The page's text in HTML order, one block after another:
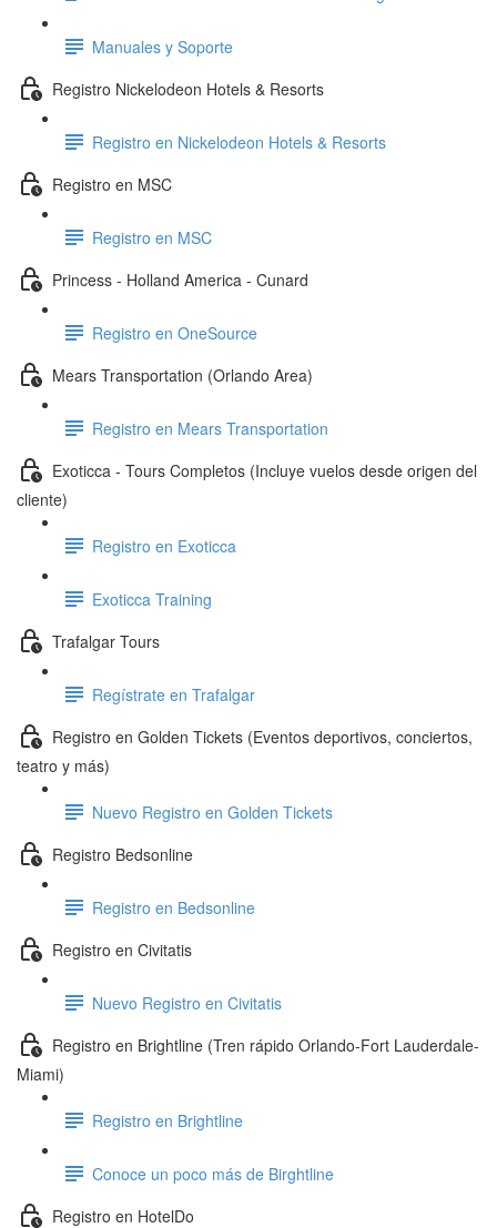
Manuales y Soporte
Registro Nickelodeon Hotels & Resorts
Registro en Nickelodeon Hotels & Resorts
Registro en MSC
Registro en MSC
Princess - Holland America - Cunard
Registro en OneSource
Mears Transportation (Orlando Area)
Registro en Mears Transportation
Exoticca - Tours Completos (Incluye vuelos desde origen del
cliente)
Registro en Exoticca
Exoticca Training
Trafalgar Tours
Regístrate en Trafalgar
Registro en Golden Tickets (Eventos deportivos, conciertos,
teatro y más)
Nuevo Registro en Golden Tickets
Registro Bedsonline
Registro en Bedsonline
Registro en Civitatis
Nuevo Registro en Civitatis
Registro en Brightline (Tren rápido Orlando-Fort Lauderdale-
Miami)
Registro en Brightline
Conoce un poco más de Birghtline
Registro en HotelDo